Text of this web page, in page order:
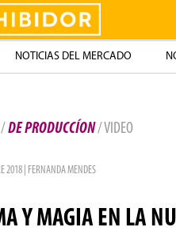
NOTICIAS DEL MERCADO
/ DE PRODUCCÍON/ VIDEO
2018 | FERNANDA MENDES
Y MAGIA EN LA